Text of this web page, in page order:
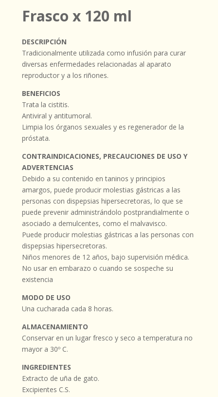
Frasco x 120 ml
DESCRIPCIÓN
Tradicionalmente utilizada como infusión para curar
diversas enfermedades relacionadas al aparato
reproductor y a los riñones.
BENEFICIOS
Trata la cistitis.
Antiviral y antitumoral.
Limpia los órganos sexuales y es regenerador de la
próstata.
CONTRAINDICACIONES, PRECAUCIONES DE USO Y
ADVERTENCIAS
Debido a su contenido en taninos y principios
amargos, puede producir molestias gástricas a las
personas con dispepsias hipersecretoras, lo que se
puede prevenir administrándolo postprandialmente o
asociado a demulcentes, como el malvavisco.
Puede producir molestias gástricas a las personas con
dispepsias hipersecretoras.
Niños menores de 12 años, bajo supervisión médica.
No usar en embarazo o cuando se sospeche su
existencia
MODO DE USO
Una cucharada cada 8 horas.
ALMACENAMIENTO
Conservar en un lugar fresco y seco a temperatura no
mayor a 30º C.
INGREDIENTES
Extracto de uña de gato.
Excipientes C.S.